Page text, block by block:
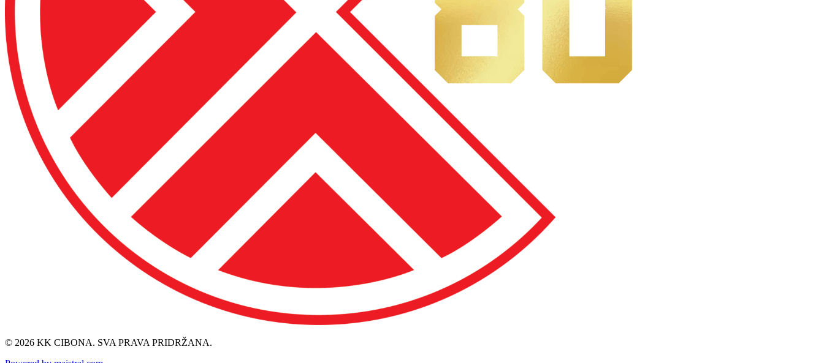
© 2026 KK CIBONA. SVA PRAVA PRIDRŽANA.